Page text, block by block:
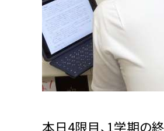
本日4限目、1学期の